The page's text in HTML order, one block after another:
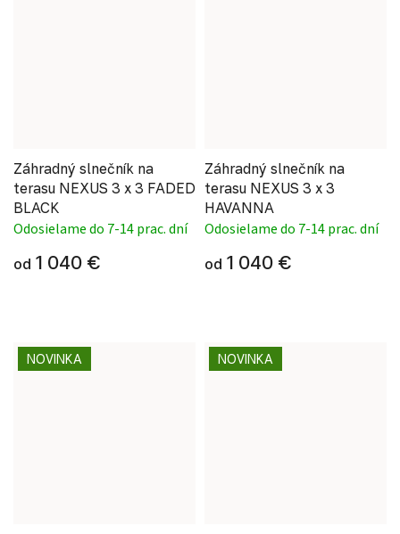
Záhradný slnečník na
terasu NEXUS 3 x 3 FADED
BLACK
Odosielame do 7-14 prac. dní
od 1 040 €
Záhradný slnečník na
terasu NEXUS 3 x 3
HAVANNA
Odosielame do 7-14 prac. dní
od 1 040 €
NOVINKA NOVINKA